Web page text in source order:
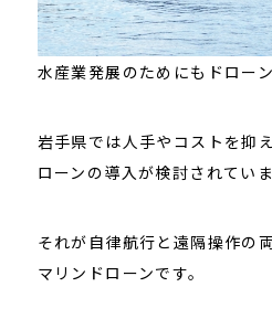
水産業発展のためにもドロー
岩手県では人手やコストを抑
ローンの導入が検討されていま
それが自律航行と遠隔操作の
マリンドローンです。